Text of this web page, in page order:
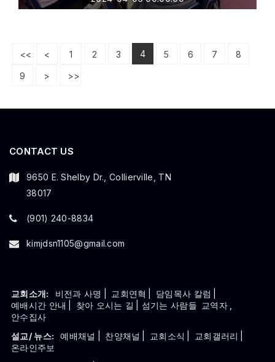
<< < 1 2 3 4 5 6 7 8
9 > >>
CONTACT US
9650 E. Shelby Dr., Collierville, TN
38017
(901) 240-8834
kimjdsn1105@gmail.com
교회소개: 비전과 사명 교회연혁 담임목사 칼럼
예배시간 안내
찾아 오시는 길 | 섬기는 사람들 교역자
안수집사
설교/ 뉴스:
예배채널 찬양채널 교회소식 교회갤러리
온라인주보